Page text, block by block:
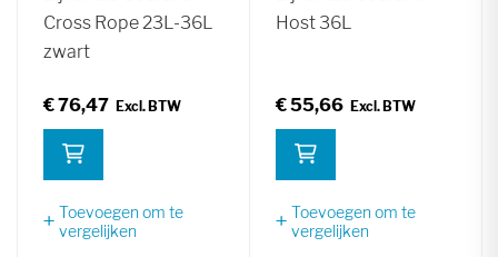
Cross Rope 23L-36L
zwart
€ 76,47
Toevoegen om te
vergelijken
Host 36L
€ 55,66
Toevoegen om te
vergelijken